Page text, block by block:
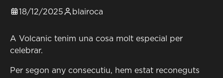
18/12/2025 blairoca
A Volcanic tenim una cosa molt especial per
celebrar.
Per segon any consecutiu, hem estat reconeguts